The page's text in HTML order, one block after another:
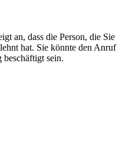
an, dass die Person, die Sie
hat. Sie könnte den Anruf
beschäftigt sein.